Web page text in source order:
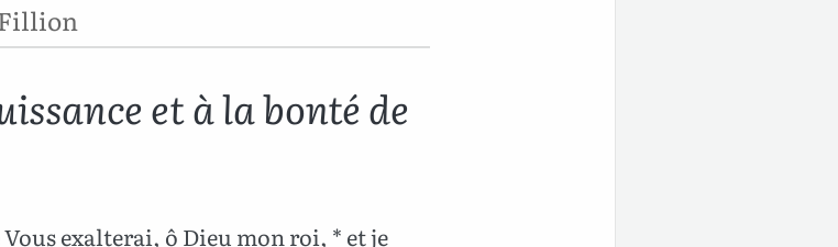
et à la bonté de
exalterai, ô Dieu mon roi, * et je